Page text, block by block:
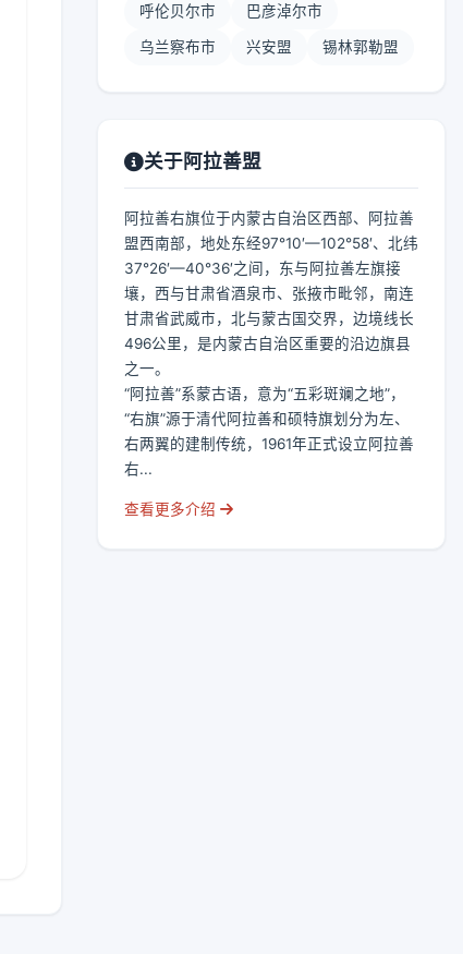
呼伦贝尔市 巴彦淖尔市
乌兰察布市 兴安盟 锡林郭勒盟
关于阿拉善盟
阿拉善右旗位于内蒙古自治区西部、阿拉善
盟西南部，地处东经97°10′—102°58′、北纬
37°26′—40°36′之间，东与阿拉善左旗接
壤，西与甘肃省酒泉市、张掖市毗邻，南连
甘肃省武威市，北与蒙古国交界，边境线长
496公里，是内蒙古自治区重要的沿边旗县
之一。
“阿拉善”系蒙古语，意为“五彩斑斓之地”，
“右旗”源于清代阿拉善和硕特旗划分为左、
右两翼的建制传统，1961年正式设立阿拉善
右...
查看更多介绍